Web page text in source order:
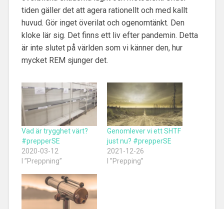
tiden gäller det att agera rationellt och med kallt
huvud. Gör inget överilat och ogenomtänkt. Den
kloke lär sig. Det finns ett liv efter pandemin. Detta
är inte slutet på världen som vi känner den, hur
mycket REM sjunger det.
Vad är trygghet värt?
#prepperSE
2020-03-12
I ”Preppning”
Genomlever vi ett SHTF
just nu? #prepperSE
2021-12-26
I ”Prepping”